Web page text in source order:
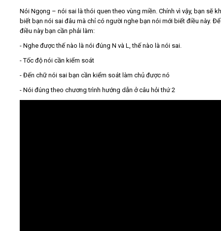
Nói Ngọng – nói sai là thói quen theo vùng miền. Chính vì vậy, bạn sẽ
biết bạn nói sai đâu mà chỉ có người nghe bạn nói mới biết điều này.
điều này bạn cần phải làm:
- Nghe được thế nào là nói đúng N và L, thế nào là nói sai.
- Tốc độ nói cần kiểm soát
- Đến chữ nói sai bạn cần kiểm soát làm chủ được nó
- Nói đúng theo chương trình hướng dẫn ở câu hỏi thứ 2